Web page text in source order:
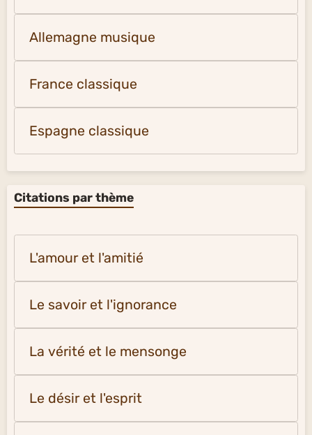
Allemagne musique
France classique
Espagne classique
Citations par thème
L'amour et l'amitié
Le savoir et l'ignorance
La vérité et le mensonge
Le désir et l'esprit